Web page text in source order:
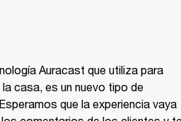
Auracast que utiliza para
casa, es un nuevo tipo de
que la experiencia vaya